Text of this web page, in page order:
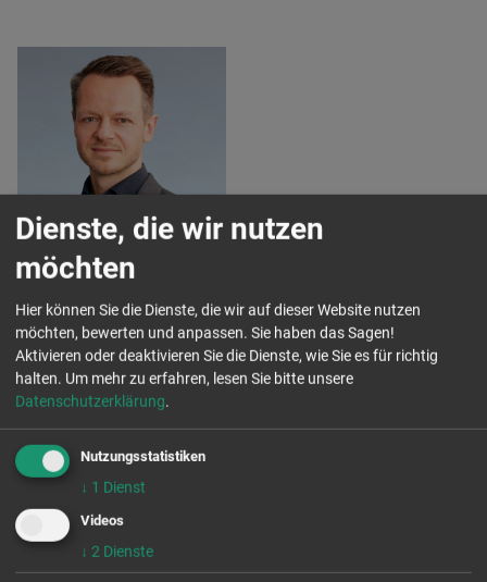
Markus Mehnert
Referent
Beratung von Kommunen,
Vereinen und Verantwortlichen
Tel. 0163 740 908 5
m.mehnert@aktion-
zivilcourage.de
Dienste, die wir nutzen
möchten
Hier können Sie die Dienste, die wir auf dieser Website nutzen
möchten, bewerten und anpassen. Sie haben das Sagen!
Aktivieren oder deaktivieren Sie die Dienste, wie Sie es für richtig
halten. Um mehr zu erfahren, lesen Sie bitte unsere
Datenschutzerklärung.
Nutzungsstatistiken
↓ 1 Dienst
Videos
↓ 2 Dienste